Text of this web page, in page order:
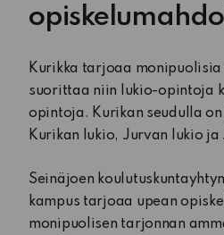
Kurikka tarjoaa monipuolisia
suorittaa niin lukio-opintoja
opintoja. Kurikan seudulla
Kurikan lukio, Jurvan lukio
Seinäjoen
kampus tarjoaa upean
monipuolisen tarjonnan